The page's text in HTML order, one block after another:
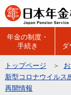
こ
の
の
先
年金の制度・
手続き
ダ
トップページ
新型コロナウイルス
再開情報